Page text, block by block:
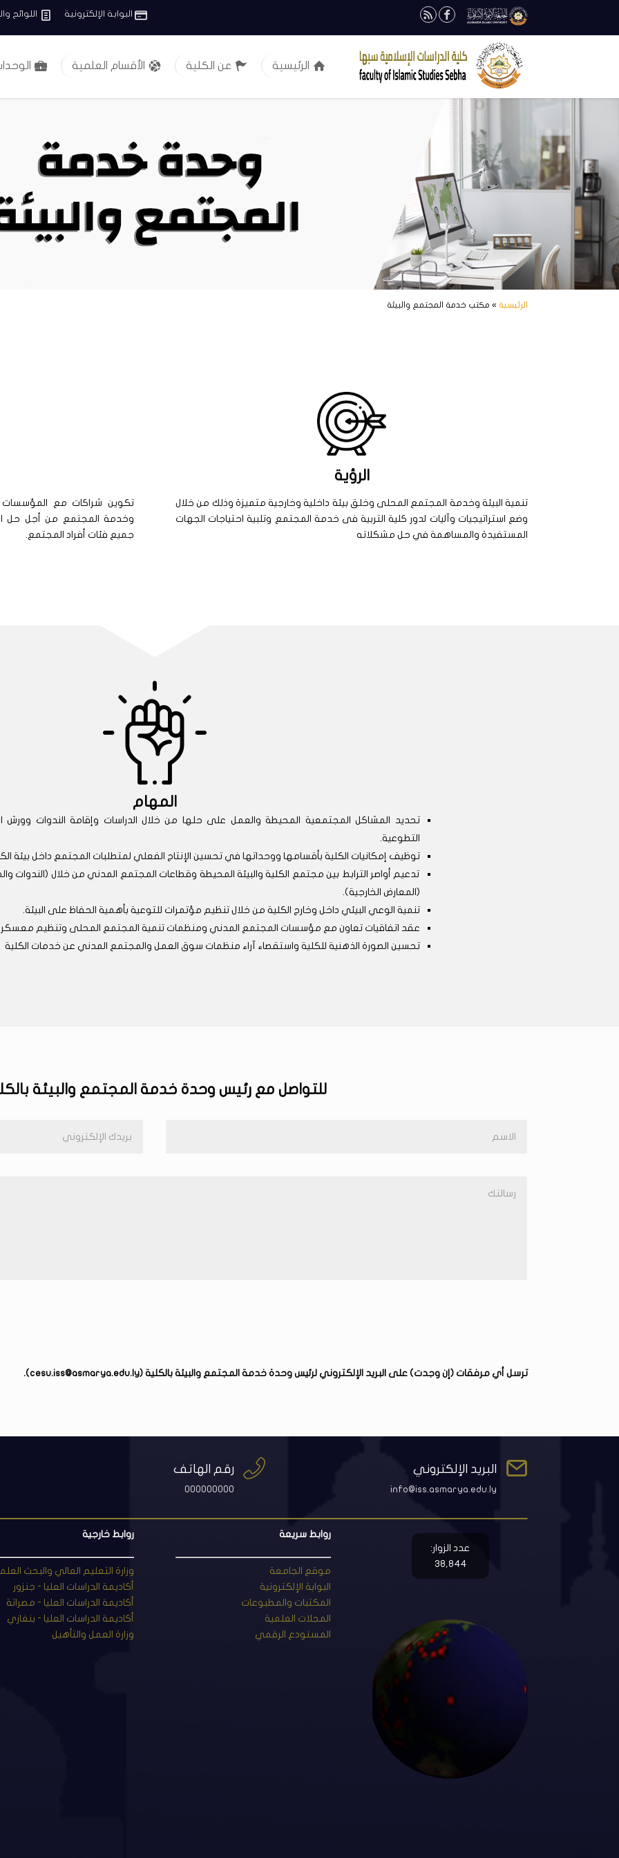
البوابة الإلكترونية اللوائح
الرئيسية عن الكلية الأقسام العلمية
الرئيسية » مكتب خدمة المجتمع والبيئة
الرؤية
تنمية البيئة وخدمة المجتمع المحلى وخلق بيئة داخلية وخارجية متميزة وذلك من خلال
وضع استراتيجيات وآليات لدور كلية التربية فى خدمة المجتمع وتلبية احتياجات الجهات
المستفيدة والمساهمة في حل مشكلاته
تكوين شراكات مع المؤسسات
وخدمة المجتمع من أجل حل
جميع فئات أفراد المجتمع.
المهام
تحديد المشاكل المجتمعية المحيطة والعمل على حلها من خلال الدراسات وإقامة الندوات وورش
التطوعية.
توظيف إمكانيات الكلية بأقسامها ووحداتها في تحسين الإنتاج الفعلي لمتطلبات المجتمع داخل بيئة
تدعيم أواصر الترابط بين مجتمع الكلية والبيئة المحيطة وقطاعات المجتمع المدني من خلال (الندوات
(المعارض الخارجية).
تنمية الوعي البيئي داخل وخارج الكلية من خلال تنظيم مؤتمرات للتوعية بأهمية الحفاظ على البيئة.
عقد اتفاقيات تعاون مع مؤسسات المجتمع المدني ومنظمات تنمية المجتمع المحلى وتنظيم
تحسين الصورة الذهنية للكلية واستقصاء آراء منظمات سوق العمل والمجتمع المدني عن خدمات الكلية
للتواصل مع رئيس وحدة خدمة المجتمع والبيئة
ترسل أي مرفقات (إن وجدت) على البريد الإلكتروني لرئيس وحدة خدمة المجتمع والبيئة بالكلية (cesu.iss@asmarya.edu.ly
).
 البريد الإلكتروني
info@iss.asmarya.edu.ly
 رقم الهاتف
000000000
عدد الزوار:
38,844
روابط سريعة
موقع الجامعة
البوابة الإلكترونية
المكتبات والمطبوعات
المجلات العلمية
المستودع الرقمي
روابط خارجية
وزارة التعليم العالي والبحث
أكاديمة الدراسات العليا - جنزور
أكاديمة الدراسات العليا - مصراتة
أكاديمة الدراسات العليا - بنغازي
وزارة العمل والتأهيل